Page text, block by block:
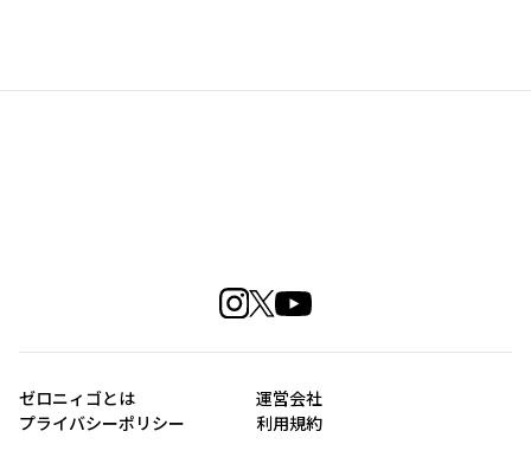
ゼロニィゴとは
運営会社
プライバシーポリシー
利用規約